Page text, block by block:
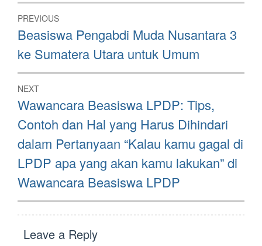
Post
navigation
PREVIOUS
Previous
post:
Beasiswa Pengabdi Muda Nusantara 3
ke Sumatera Utara untuk Umum
NEXT
Next
post:
Wawancara Beasiswa LPDP: Tips,
Contoh dan Hal yang Harus Dihindari
dalam Pertanyaan “Kalau kamu gagal di
LPDP apa yang akan kamu lakukan” di
Wawancara Beasiswa LPDP
Leave a Reply